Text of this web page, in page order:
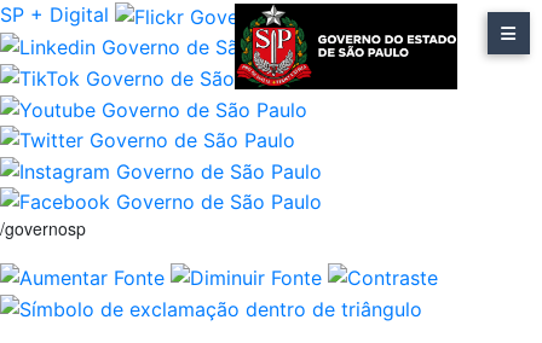
SP + Digital
/governosp